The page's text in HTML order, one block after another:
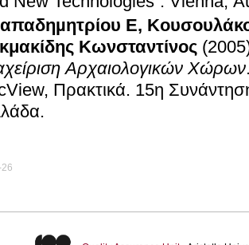
Ε,
Κωνσταντίνος
Αρχαιολογικών Χώρων
Πρακτικά. 15η
.